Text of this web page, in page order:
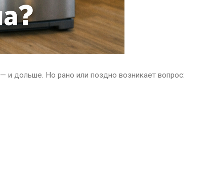
дольше. Но рано или поздно возникает вопрос: